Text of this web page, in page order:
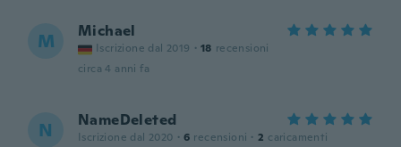
M Michael
Iscrizione dal 2019 · 18 recensioni
circa 4 anni fa
N NameDeleted
Iscrizione dal 2020 · 6 recensioni · 2 caricamenti